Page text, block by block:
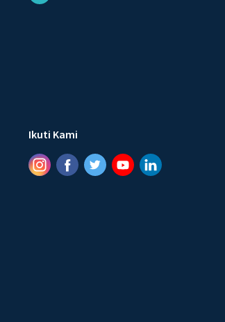
Ikuti Kami